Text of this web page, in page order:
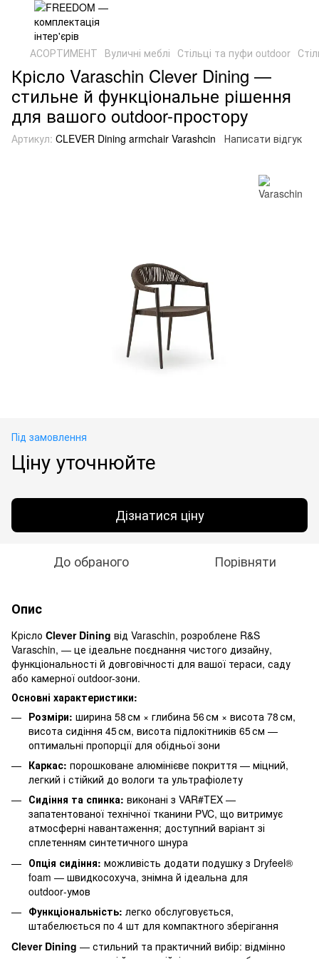
АСОРТИМЕНТ Вуличні меблі Стільці та пуфи outdoor
Крісло Varaschin Clever Dining —
стильне й функціональне рішення
для вашого outdoor-простору
Артикул: CLEVER Dining armchair Varashcin Написати відгук
Під замовлення
Ціну уточнюйте
Дізнатися ціну
До обраного Порівняти
Опис
Крісло Clever Dining від Varaschin, розроблене R&S
Varaschin, — це ідеальне поєднання чистого дизайну,
функціональності й довговічності для вашої тераси, саду
або камерної outdoor-зони.
Основні характеристики:
Розміри: ширина 58 см × глибина 56 см × висота 78 см,
висота сидіння 45 см, висота підлокітників 65 см —
оптимальні пропорції для обідньої зони
Каркас: порошковане алюмінієве покриття — міцний,
легкий і стійкий до вологи та ультрафіолету
Сидіння та спинка: виконані з VAR#TEX —
запатентованої технічної тканини PVC, що витримує
атмосферні навантаження; доступний варіант зі
сплетенням синтетичного шнура
Опція сидіння: можливість додати подушку з Dryfeel®
foam — швидкосохуча, знімна й ідеальна для
outdoor‑умов
Функціональність: легко обслуговується,
штабелюється по 4 шт для компактного зберігання
Clever Dining — стильний та практичний вибір: відмінно